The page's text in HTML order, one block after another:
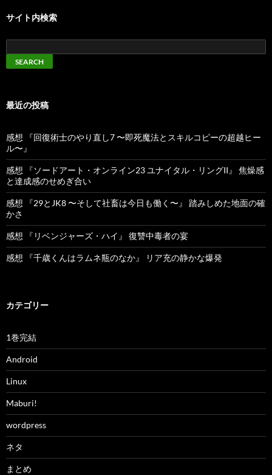
サイト内検索
最近の投稿
感想 『回復術士のやり直し7 〜即死魔法とスキルコピーの超越ヒー
ル〜』
感想 『ソードアート・オンライン23 ユナイタル・リングII』 焦燥感
と達成感のせめぎ合い
感想 『29とJK8 〜そして社畜は今日も働く〜』 踏みしめた地面の確
かさ
感想 『リベンジャーズ・ハイ』 復讐中毒者の宴
感想 『千歳くんはラムネ瓶のなか』 リア充の静かな爆発
カテゴリー
1巻完結
Android
Linux
Maburi!
wordpress
ネタ
まとめ